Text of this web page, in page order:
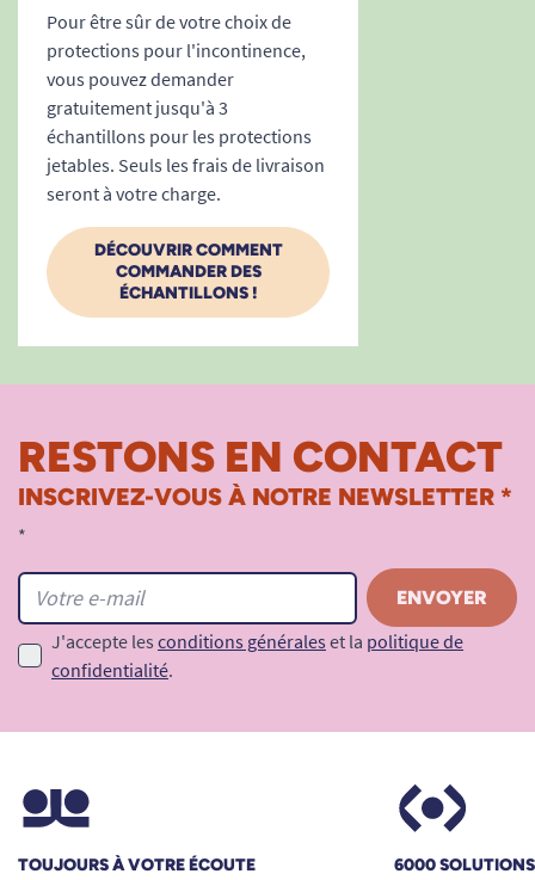
Pour être sûr de votre choix de
protections pour l'incontinence,
vous pouvez demander
gratuitement jusqu'à 3
échantillons pour les protections
jetables. Seuls les frais de livraison
seront à votre charge.
DÉCOUVRIR COMMENT
COMMANDER DES
ÉCHANTILLONS !
RESTONS EN CONTACT
INSCRIVEZ-VOUS À NOTRE NEWSLETTER *
*
J'accepte les conditions générales et la politique de
confidentialité.
TOUJOURS À VOTRE ÉCOUTE 6000